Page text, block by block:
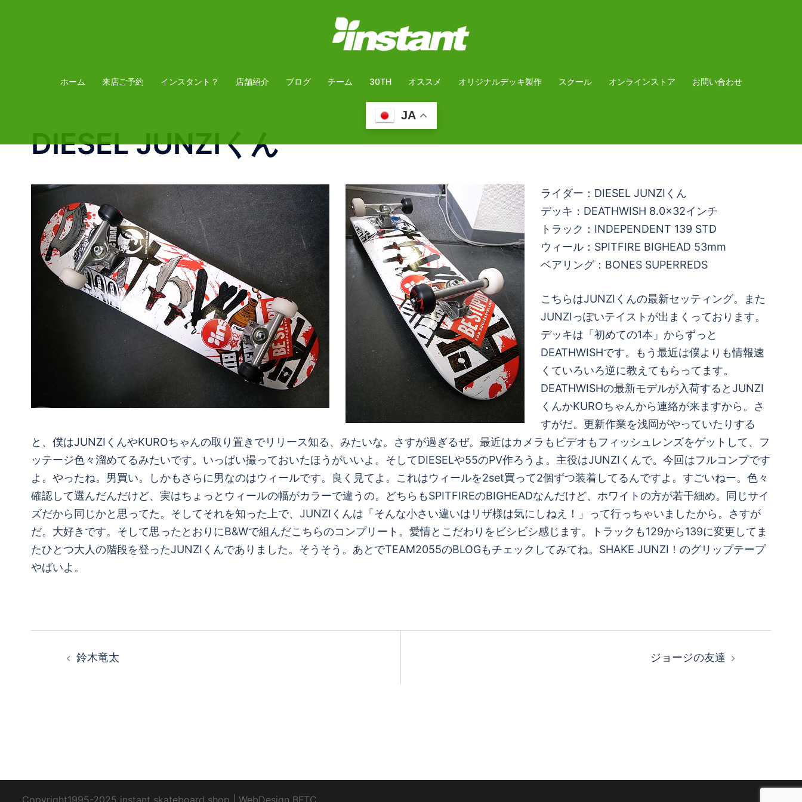
ホーム 来店ご予約 インスタント？ 店舗紹介 ブログ チーム 30TH オススメ オリジナルデッキ製作 スクール オンラインストア お問い合わせ
JA
DIESEL JUNZIくん
ライダー：DIESEL JUNZIくん
デッキ：DEATHWISH 8.0×32インチ
トラック：INDEPENDENT 139 STD
ウィール：SPITFIRE BIGHEAD 53mm
ベアリング：BONES SUPERREDS
こちらはJUNZIくんの最新セッティング。また
JUNZIっぽいテイストが出まくっております。
デッキは「初めての1本」からずっと
DEATHWISHです。もう最近は僕よりも情報速
くていろいろ逆に教えてもらってます。
DEATHWISHの最新モデルが入荷するとJUNZI
くんかKUROちゃんから連絡が来ますから。さ
すがだ。更新作業を浅岡がやっていたりする
と、僕はJUNZIくんやKUROちゃんの取り置きでリリース知る、みたいな。さすが過ぎるぜ。最近はカメラもビデオもフィッシュレンズをゲットして、フ
ッテージ色々溜めてるみたいです。いっぱい撮っておいたほうがいいよ。そしてDIESELや55のPV作ろうよ。主役はJUNZIくんで。今回はフルコンプです
よ。やったね。男買い。しかもさらに男なのはウィールです。良く見てよ。これはウィールを2set買って2個ずつ装着してるんですよ。すごいねー。色々
確認して選んだんだけど、実はちょっとウィールの幅がカラーで違うの。どちらもSPITFIREのBIGHEADなんだけど、ホワイトの方が若干細め。同じサイ
ズだから同じかと思ってた。そしてそれを知った上で、JUNZIくんは「そんな小さい違いはリザ様は気にしねえ！」って行っちゃいましたから。さすが
だ。大好きです。そして思ったとおりにB&Wで組んだこちらのコンプリート。愛情とこだわりをビシビシ感じます。トラックも129から139に変更してま
たひとつ大人の階段を登ったJUNZIくんでありました。そうそう。あとでTEAM2055のBLOGもチェックしてみてね。SHAKE JUNZI！のグリップテープ
やばいよ。
ー
鈴木竜太 ジョージの友達
Copyright1995-2025 instant skateboard shop WebDesign BFTC